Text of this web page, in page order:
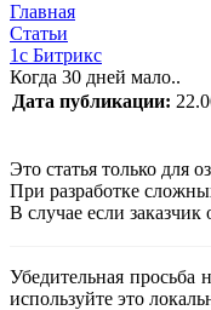
Главная
Статьи
1c Битрикс
Когда 30 дней мало..
Дата публикации:
Это статья только для
При разработке
В случае если
Убедительная просьба
используйте это